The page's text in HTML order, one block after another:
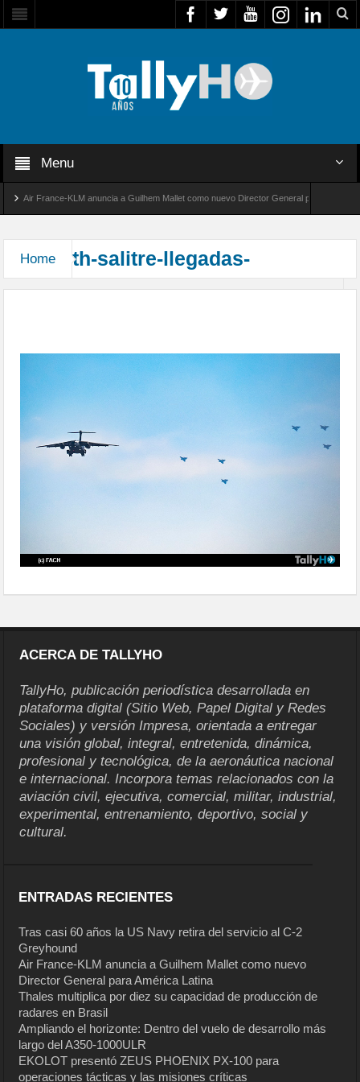
Menu
Air France-KLM anuncia a Guilhem Mallet como nuevo Director General para América
Home th-salitre-llegadas-
delegaciones-18
ACERCA DE TALLYHO
TallyHo, publicación periodística desarrollada en
plataforma digital (Sitio Web, Papel Digital y Redes
Sociales) y versión Impresa, orientada a entregar
una visión global, integral, entretenida, dinámica,
profesional y tecnológica, de la aeronáutica nacional
e internacional. Incorpora temas relacionados con la
aviación civil, ejecutiva, comercial, militar, industrial,
experimental, entrenamiento, deportivo, social y
cultural.
ENTRADAS RECIENTES
Tras casi 60 años la US Navy retira del servicio al C-2
Greyhound
Air France-KLM anuncia a Guilhem Mallet como nuevo
Director General para América Latina
Thales multiplica por diez su capacidad de producción de
radares en Brasil
Ampliando el horizonte: Dentro del vuelo de desarrollo más
largo del A350-1000ULR
EKOLOT presentó ZEUS PHOENIX PX-100 para
operaciones tácticas y las misiones críticas